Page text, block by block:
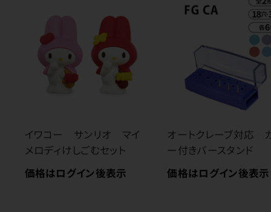
イワコー サンリオ マイ
メロディけしごむセット
価格はログイン後表示
オートクレーブ対応
ー付きバースタンド
価格はログイン後表示